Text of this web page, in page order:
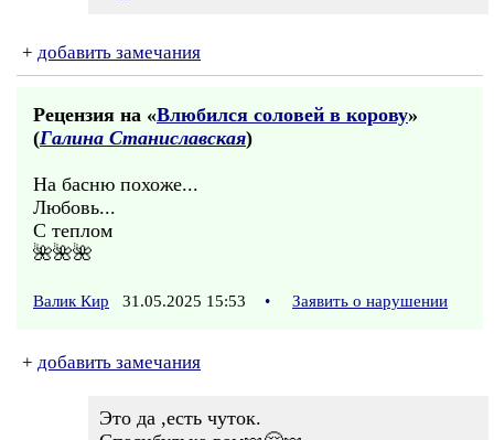
+ добавить замечания
Рецензия на «Влюбился соловей в корову»
(Галина Станиславская)
На басню похоже...
Любовь...
С теплом
🌺🌺🌺
Валик Кир 31.05.2025 15:53 • Заявить о нарушении
+ добавить замечания
Это да ,есть чуток.